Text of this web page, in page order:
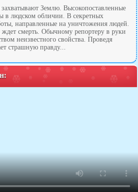
Землю. Высокопоставленные
людском обличии. В секретных
направленные на уничтожения людей.
ждет смерть. Обычному репортеру в руки
неизвестного свойства. Проведя
страшную правду...